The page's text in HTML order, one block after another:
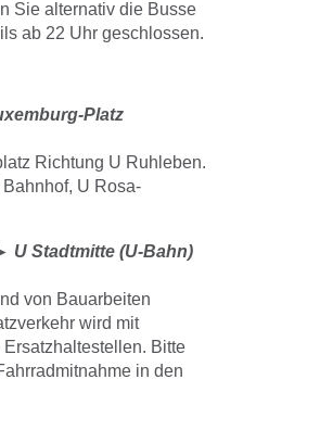
Sie alternativ die Busse
ab 22 Uhr geschlossen.
Platz
Richtung U Ruhleben.
U Rosa-
U Stadtmitte (U-Bahn)
von Bauarbeiten
wird mit
Bitte
in den